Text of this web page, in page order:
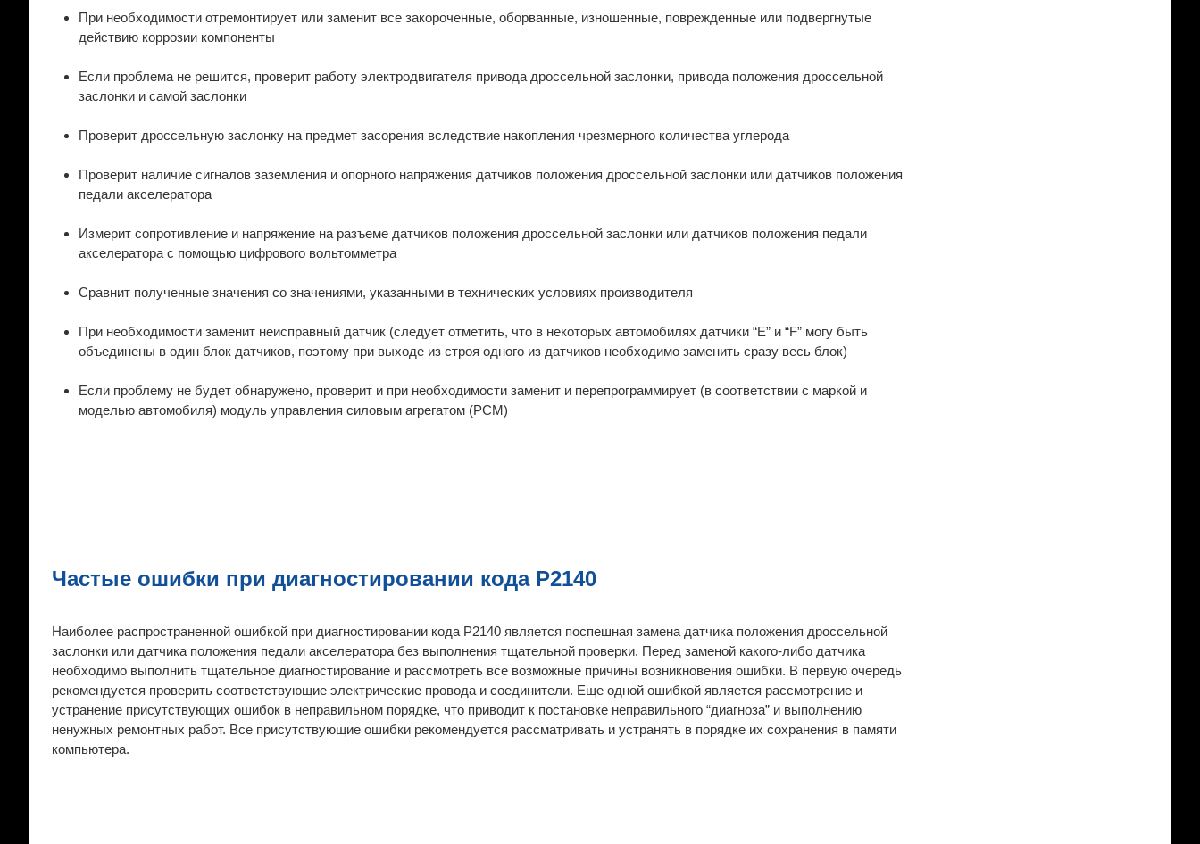
При необходимости отремонтирует или заменит все закороченные, оборванные, изношенные, поврежденные или подвергнутые
действию коррозии компоненты
Если проблема не решится, проверит работу электродвигателя привода дроссельной заслонки, привода положения дроссельной
заслонки и самой заслонки
Проверит дроссельную заслонку на предмет засорения вследствие накопления чрезмерного количества углерода
Проверит наличие сигналов заземления и опорного напряжения датчиков положения дроссельной заслонки или датчиков положения
педали акселератора
Измерит сопротивление и напряжение на разъеме датчиков положения дроссельной заслонки или датчиков положения педали
акселератора с помощью цифрового вольтомметра
Сравнит полученные значения со значениями, указанными в технических условиях производителя
При необходимости заменит неисправный датчик (следует отметить, что в некоторых автомобилях датчики “E” и “F” могу быть
объединены в один блок датчиков, поэтому при выходе из строя одного из датчиков необходимо заменить сразу весь блок)
Если проблему не будет обнаружено, проверит и при необходимости заменит и перепрограммирует (в соответствии с маркой и
моделью автомобиля) модуль управления силовым агрегатом (PCM)
Частые ошибки при диагностировании кода P2140
Наиболее распространенной ошибкой при диагностировании кода P2140 является поспешная замена датчика положения дроссельной
заслонки или датчика положения педали акселератора без выполнения тщательной проверки. Перед заменой какого-либо датчика
необходимо выполнить тщательное диагностирование и рассмотреть все возможные причины возникновения ошибки. В первую очередь
рекомендуется проверить соответствующие электрические провода и соединители. Еще одной ошибкой является рассмотрение и
устранение присутствующих ошибок в неправильном порядке, что приводит к постановке неправильного “диагноза” и выполнению
ненужных ремонтных работ. Все присутствующие ошибки рекомендуется рассматривать и устранять в порядке их сохранения в памяти
компьютера.